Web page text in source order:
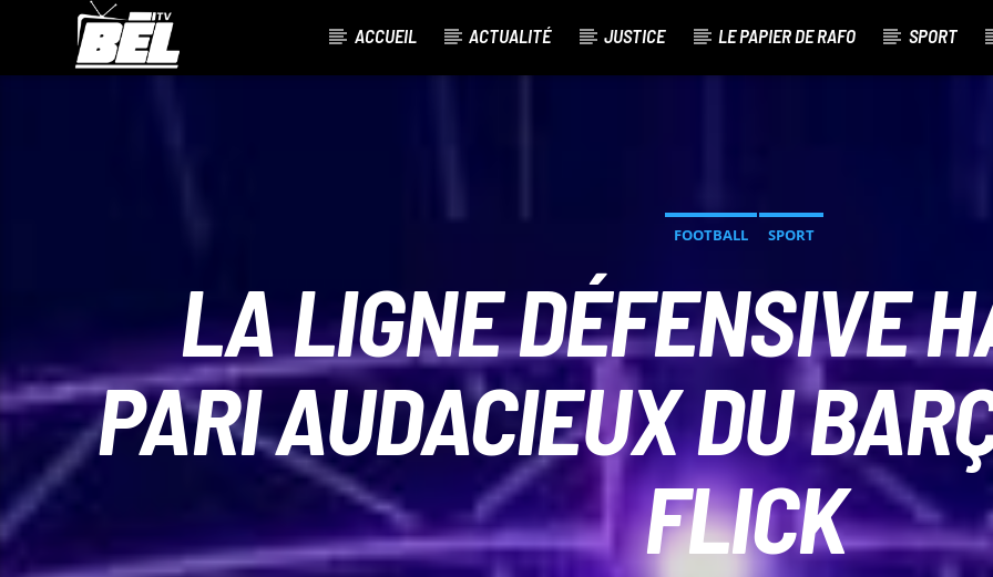
ACCUEIL ACTUALITÉ JUSTICE LE PAPIER DE RAFO SPORT
FOOTBALL SPORT
LA LIGNE DÉFENSIVE
PARI AUDACIEUX DU
FLICK